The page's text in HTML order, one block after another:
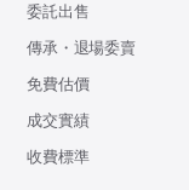
委託出售
傳承・退場委賣
免費估價
成交實績
收費標準